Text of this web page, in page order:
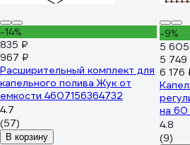
-14%
835 ₽
967 ₽
Расширительный комплект для
капельного полива Жук от
емкости 4607156364732
4.7
(57)
В корзину
-9%
5
5 749
6 176
на 60
Cicle
4.8
(9)